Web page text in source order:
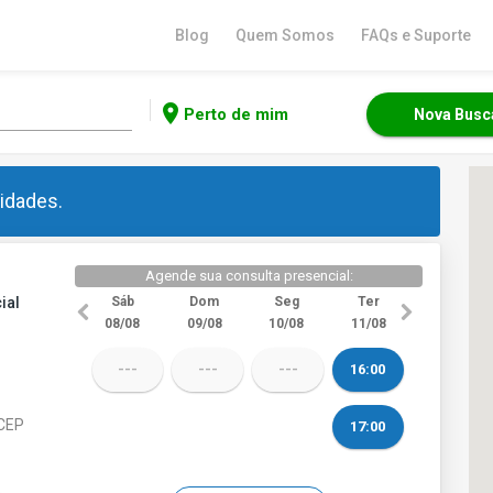
Blog Quem Somos FAQs e Suporte
location_on Perto de mim Nova
Agende sua consulta presencial:
Sáb
08/08
Dom
09/08
Seg
10/08
Ter
11/08
--- --- --- 16:00
17:00